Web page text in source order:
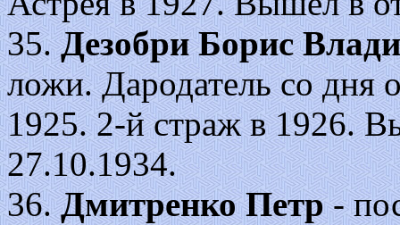
35.Дезобри Борис
ложи. Дародатель со дня
1925. 2-й страж в 1926.
27.10.1934.
36.Дмитренко Петр-